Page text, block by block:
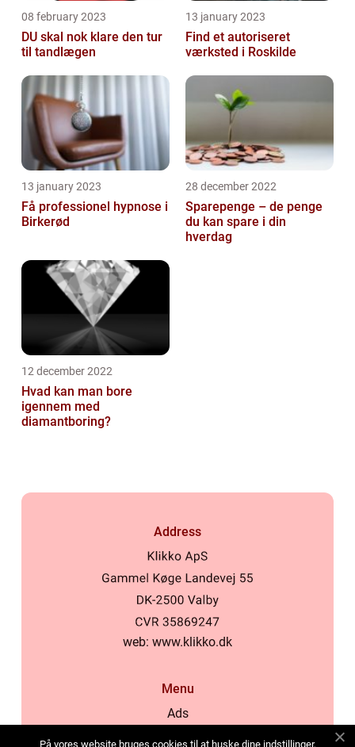
08 february 2023
DU skal nok klare den tur
til tandlægen
13 january 2023
Find et autoriseret
værksted i Roskilde
13 january 2023
Få professionel hypnose i
Birkerød
28 december 2022
Sparepenge – de penge
du kan spare i din
hverdag
12 december 2022
Hvad kan man bore
igennem med
diamantboring?
Address
web: www.klikko.dk
Menu
Ads
På vores website bruges cookies til at huske dine indstillinger,